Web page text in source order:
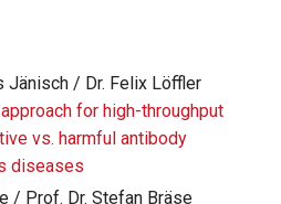
Jänisch / Dr. Felix Löffler
for high-throughput
vs. harmful antibody
diseases
/ Prof. Dr. Stefan Bräse